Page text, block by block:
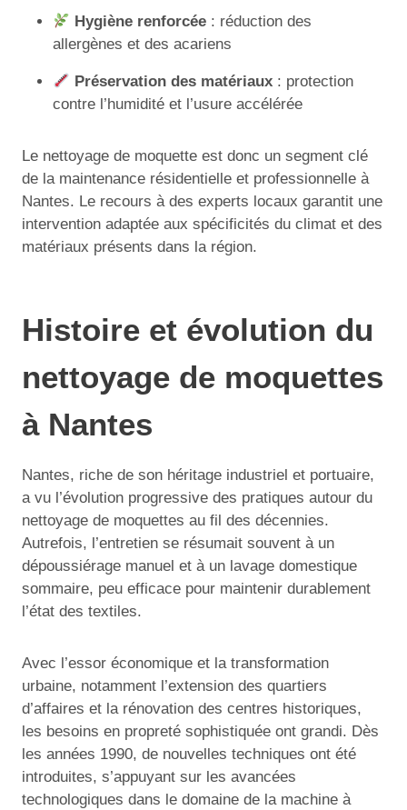
Hygiène renforcée : réduction des
allergènes et des acariens
Préservation des matériaux : protection
contre l’humidité et l’usure accélérée
Le nettoyage de moquette est donc un segment clé
de la maintenance résidentielle et professionnelle à
Nantes. Le recours à des experts locaux garantit une
intervention adaptée aux spécificités du climat et des
matériaux présents dans la région.
Histoire et évolution du
nettoyage de moquettes
à Nantes
Nantes, riche de son héritage industriel et portuaire,
a vu l’évolution progressive des pratiques autour du
nettoyage de moquettes au fil des décennies.
Autrefois, l’entretien se résumait souvent à un
dépoussiérage manuel et à un lavage domestique
sommaire, peu efficace pour maintenir durablement
l’état des textiles.
Avec l’essor économique et la transformation
urbaine, notamment l’extension des quartiers
d’affaires et la rénovation des centres historiques,
les besoins en propreté sophistiquée ont grandi. Dès
les années 1990, de nouvelles techniques ont été
introduites, s’appuyant sur les avancées
technologiques dans le domaine de la machine à